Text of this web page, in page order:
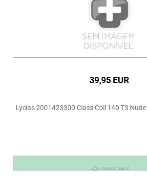
39,95 EUR
Lycias 2001423300 Class Coll 140 T3 Nude
0 COMENTÁRIOS